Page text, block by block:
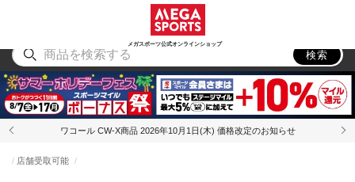
メガスポーツ公式オンラインショップ
アウトドア
検索
ワコール CW-X商品 2026年10月1日(木) 価格改定のお知らせ
店舗受取可能